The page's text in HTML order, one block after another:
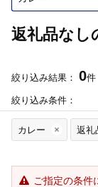
返礼品なし
絞り込み結果： 0件
絞り込み条件：
カレー 返礼
ご指定の条件